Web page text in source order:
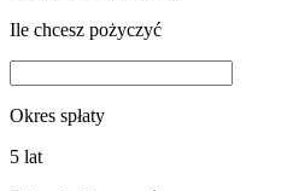
Ile chcesz pożyczyć
Okres spłaty
5 lat